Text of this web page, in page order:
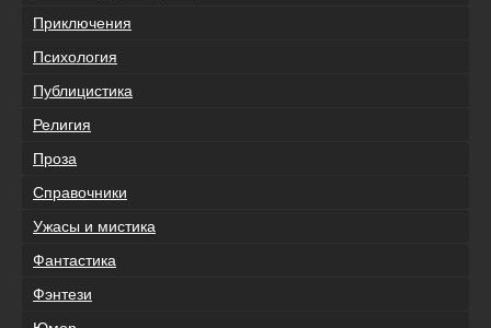
Приключения
Психология
Публицистика
Религия
Проза
Справочники
Ужасы и мистика
Фантастика
Фэнтези